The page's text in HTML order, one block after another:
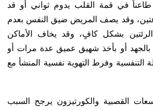
طاعناً في قمة القلب يدوم ثواني أو قد
وقد يصف المريض ضيق النفس بعدم
بشكل كافٍ، وقد يخاف الأماكن
بالجهد أو بأخذ شهيق عميق عدة مرات أو
التنفسية وفرط التهوية نفسية المنشأ مع
القصبية والكورتيزون يرجح السبب